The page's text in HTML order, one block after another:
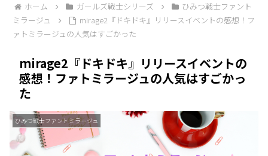
ホーム ガールズ戦士シリーズ
ひみつ戦士ファント
ミラージュ
mirage2『ドキドキ』リリースイベントの感想！フ
ァトミラージュの人気はすごかった
mirage2『ドキドキ』リリースイベントの
感想！ファトミラージュの人気はすごかっ
た
ひみつ戦士ファントミラージュ